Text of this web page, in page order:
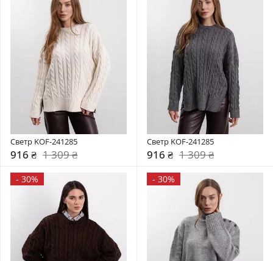
Светр KOF-241285
916 ₴ 1 309 ₴
Светр KOF-241285
916 ₴ 1 309 ₴
- 30% - 30%